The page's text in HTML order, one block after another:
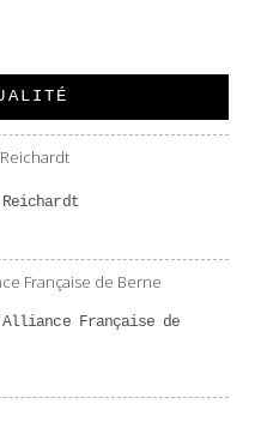
Reichardt
Française de